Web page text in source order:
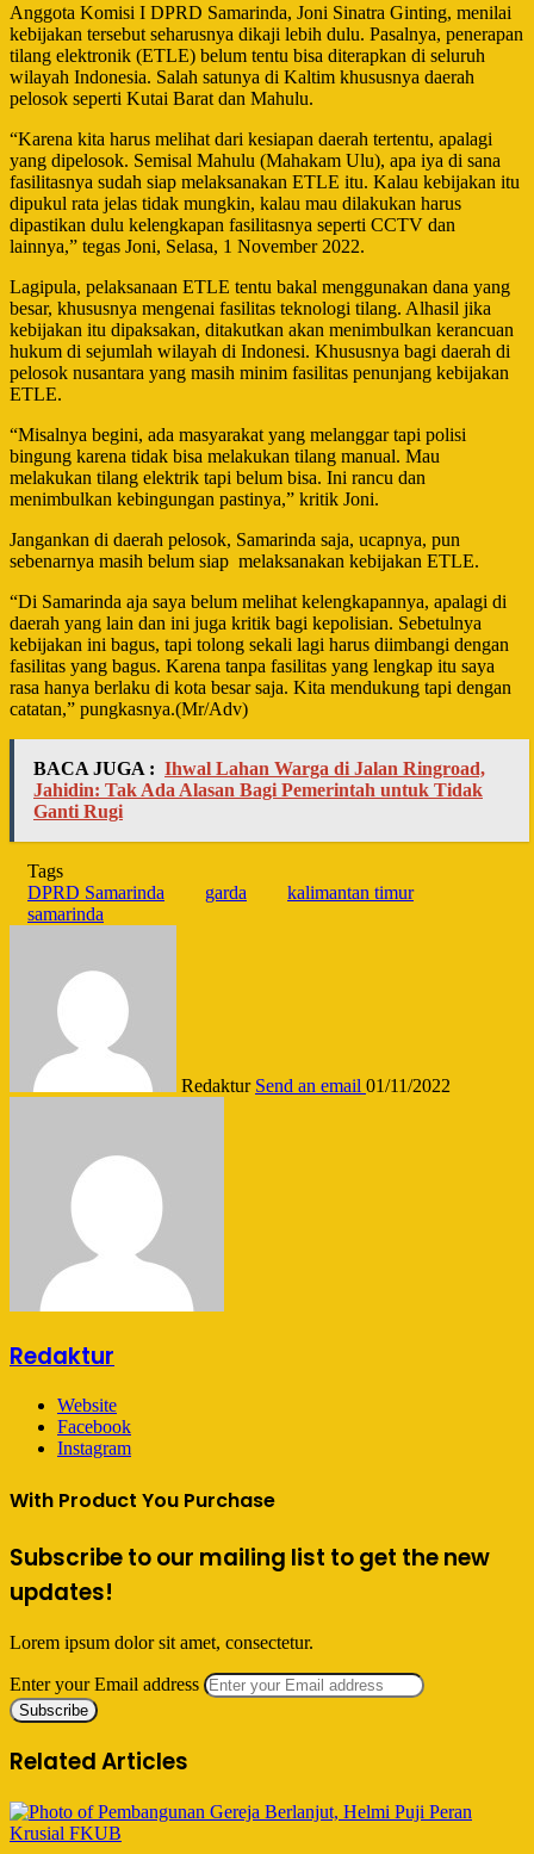
Anggota Komisi I DPRD Samarinda, Joni Sinatra Ginting, menilai
kebijakan tersebut seharusnya dikaji lebih dulu. Pasalnya, penerapan
tilang elektronik (ETLE) belum tentu bisa diterapkan di seluruh
wilayah Indonesia. Salah satunya di Kaltim khususnya daerah
pelosok seperti Kutai Barat dan Mahulu.
“Karena kita harus melihat dari kesiapan daerah tertentu, apalagi
yang dipelosok. Semisal Mahulu (Mahakam Ulu), apa iya di sana
fasilitasnya sudah siap melaksanakan ETLE itu. Kalau kebijakan itu
dipukul rata jelas tidak mungkin, kalau mau dilakukan harus
dipastikan dulu kelengkapan fasilitasnya seperti CCTV dan
lainnya,” tegas Joni, Selasa, 1 November 2022.
Lagipula, pelaksanaan ETLE tentu bakal menggunakan dana yang
besar, khususnya mengenai fasilitas teknologi tilang. Alhasil jika
kebijakan itu dipaksakan, ditakutkan akan menimbulkan kerancuan
hukum di sejumlah wilayah di Indonesi. Khususnya bagi daerah di
pelosok nusantara yang masih minim fasilitas penunjang kebijakan
ETLE.
“Misalnya begini, ada masyarakat yang melanggar tapi polisi
bingung karena tidak bisa melakukan tilang manual. Mau
melakukan tilang elektrik tapi belum bisa. Ini rancu dan
menimbulkan kebingungan pastinya,” kritik Joni.
Jangankan di daerah pelosok, Samarinda saja, ucapnya, pun
sebenarnya masih belum siap melaksanakan kebijakan ETLE.
“Di Samarinda aja saya belum melihat kelengkapannya, apalagi di
daerah yang lain dan ini juga kritik bagi kepolisian. Sebetulnya
kebijakan ini bagus, tapi tolong sekali lagi harus diimbangi dengan
fasilitas yang bagus. Karena tanpa fasilitas yang lengkap itu saya
rasa hanya berlaku di kota besar saja. Kita mendukung tapi dengan
catatan,” pungkasnya.(Mr/Adv)
BACA JUGA : Ihwal Lahan Warga di Jalan Ringroad,
Jahidin: Tak Ada Alasan Bagi Pemerintah untuk Tidak
Ganti Rugi
Tags
DPRD Samarinda
garda
kalimantan timur
samarinda
Redaktur Send an email 01/11/2022
Redaktur
Website
Facebook
Instagram
With Product You Purchase
Subscribe to our mailing list to get the new
updates!
Lorem ipsum dolor sit amet, consectetur.
Enter your Email address
Related Articles